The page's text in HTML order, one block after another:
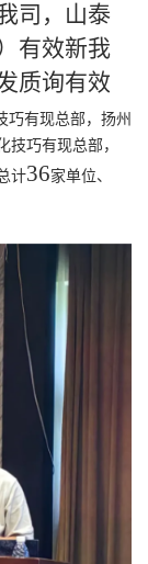
司，山泰
有效新我
质询有效
巧有现总部，扬州
巧有现总部，
计36家单位、